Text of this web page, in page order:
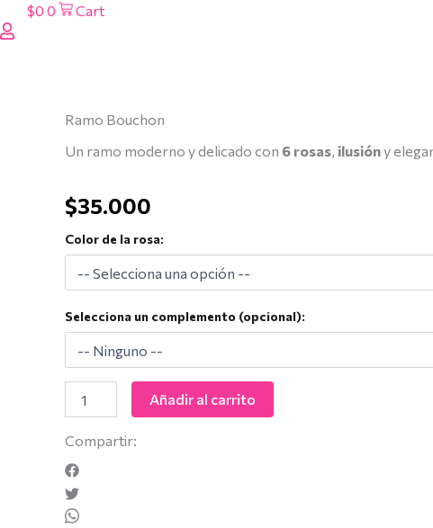
$0 0 Cart
Ramo Bouchon
Un ramo moderno y delicado con 6 rosas, ilusióny
$35.000
Color de la rosa:
Selecciona un complemento (opcional):
Añadir al carrito
Compartir: